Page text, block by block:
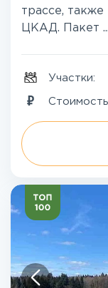
трассе,
ЦКАД. Пакет ...
Участки: